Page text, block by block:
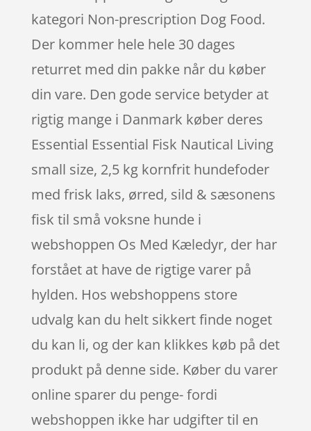
kategori Non-prescription Dog Food.
Der kommer hele hele 30 dages
returret med din pakke når du køber
din vare. Den gode service betyder at
rigtig mange i Danmark køber deres
Essential Essential Fisk Nautical Living
small size, 2,5 kg kornfrit hundefoder
med frisk laks, ørred, sild & sæsonens
fisk til små voksne hunde i
webshoppen Os Med Kæledyr, der har
forstået at have de rigtige varer på
hylden. Hos webshoppens store
udvalg kan du helt sikkert finde noget
du kan li, og der kan klikkes køb på det
produkt på denne side. Køber du varer
online sparer du penge- fordi
webshoppen ikke har udgifter til en